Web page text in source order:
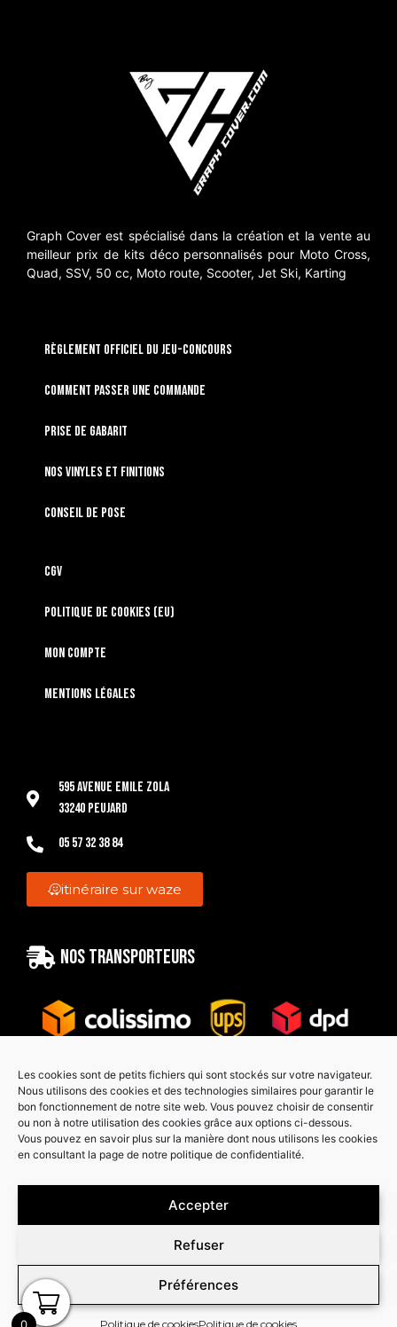
Les cookies sont de petits fichiers qui sont stockés sur votre navigateur.
Nous utilisons des cookies et des technologies similaires pour garantir le
bon fonctionnement de notre site web. Vous pouvez choisir de consentir
ou non à notre utilisation des cookies grâce aux options ci-dessous.
Vous pouvez en savoir plus sur la manière dont nous utilisons les cookies
en consultant la page de notre politique de confidentialité.
Accepter
Refuser
Préférences
Politique de cookiesPolitique de cookies
Graph Cover est spécialisé dans la création et la vente au
meilleur prix de kits déco personnalisés pour Moto Cross,
Quad, SSV, 50 cc, Moto route, Scooter, Jet Ski, Karting
RÈGLEMENT OFFICIEL DU JEU-CONCOURS
Comment passer une commande
Prise de gabarit
Nos vinyles et finitions
Conseil de pose
CGV
Politique de cookies (EU)
Mon compte
Mentions légales
595 Avenue Emile Zola
33240 Peujard
05 57 32 38 84
itinéraire sur waze
Nos transporteurs
Paiement sécurisé